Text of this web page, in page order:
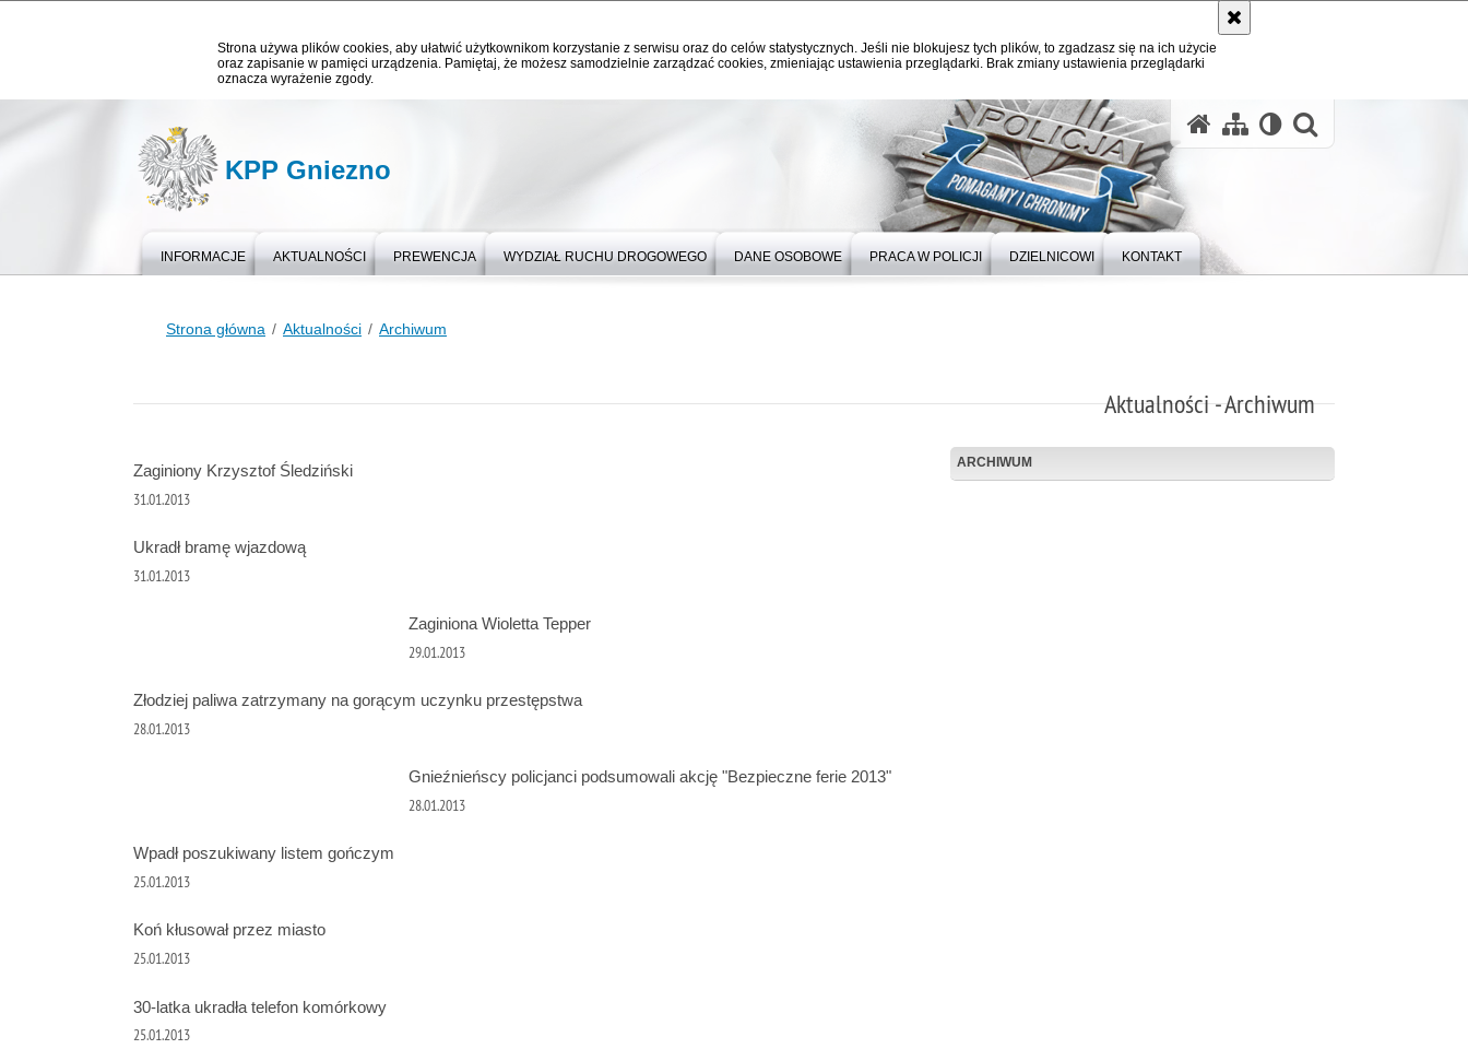
Strona używa plików cookies, aby ułatwić użytkownikom korzystanie z serwisu oraz do celów statystycznych. Jeśli nie blokujesz tych plików, to zgadzasz się na ich użycie
oraz zapisanie w pamięci urządzenia. Pamiętaj, że możesz samodzielnie zarządzać cookies, zmieniając ustawienia przeglądarki. Brak zmiany ustawienia przeglądarki
oznacza wyrażenie zgody.
KPP Gniezno
INFORMACJE AKTUALNOŚCI PREWENCJA WYDZIAŁ RUCHU DROGOWEGO DANE OSOBOWE PRACA W POLICJI DZIELNICOWI KONTAKT
Strona główna Aktualności Archiwum
Aktualności - Archiwum
ARCHIWUM
Zaginiony Krzysztof Śledziński
31.01.2013
Ukradł bramę wjazdową
31.01.2013
Zaginiona Wioletta Tepper
29.01.2013
Złodziej paliwa zatrzymany na gorącym uczynku przestępstwa
28.01.2013
Gnieźnieńscy policjanci podsumowali akcję "Bezpieczne ferie 2013"
28.01.2013
Wpadł poszukiwany listem gończym
25.01.2013
Koń kłusował przez miasto
25.01.2013
30-latka ukradła telefon komórkowy
25.01.2013